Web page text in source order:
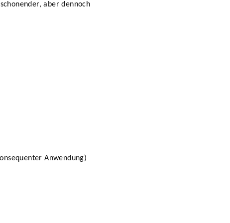
aber dennoch
Anwendung)